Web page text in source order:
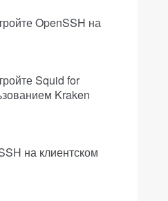
OpenSSH на
Squid for
Kraken
на клиентском